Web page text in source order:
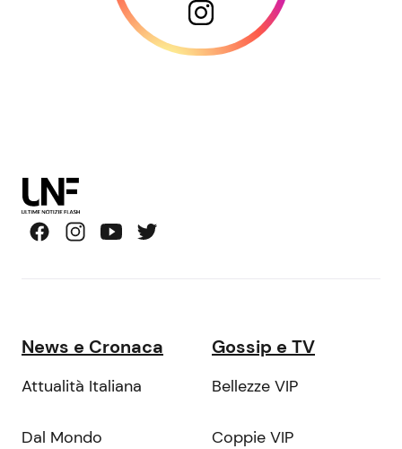
News e Cronaca
Attualità Italiana
Dal Mondo
Gossip e TV
Bellezze VIP
Coppie VIP